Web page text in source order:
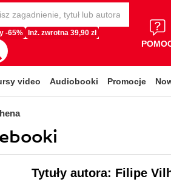
-65% Inż. zwrotna 39,90 zł
video Audiobooki Promocje
Tytuły autora: Filipe